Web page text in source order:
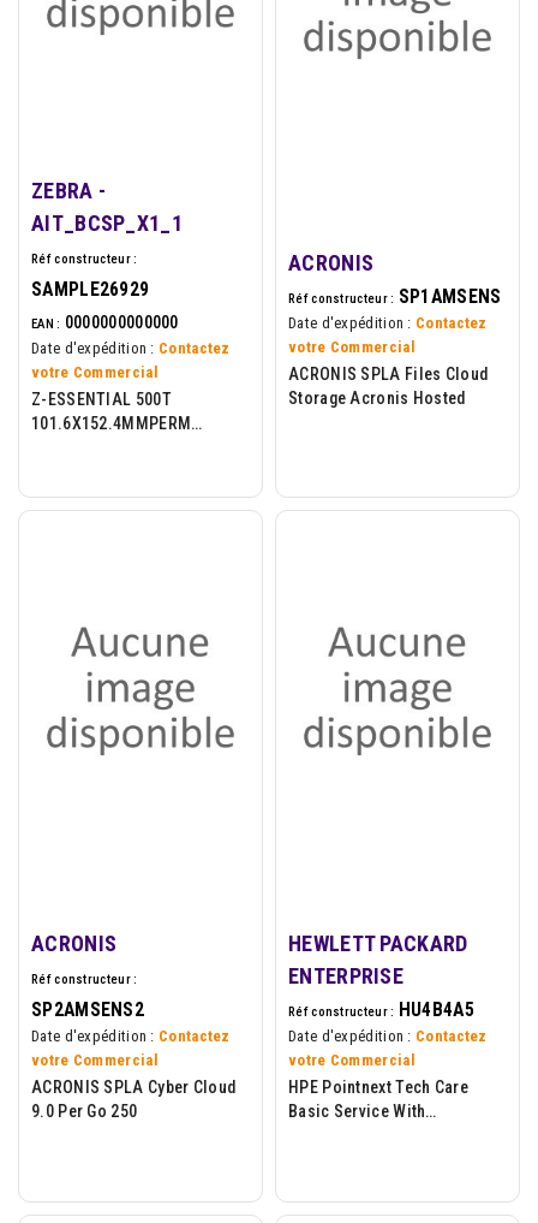
ZEBRA -
AIT_BCSP_X1_1
Réf constructeur :
SAMPLE26929
EAN : 0000000000000
Date d'expédition : Contactez
votre Commercial
Z-ESSENTIAL 500T
101.6X152.4MMPERM
ACRONIS
Réf constructeur : SP1AMSENS
Date d'expédition : Contactez
votre Commercial
ACRONIS SPLA Files Cloud
Storage Acronis Hosted
ACRONIS
Réf constructeur :
SP2AMSENS2
Date d'expédition : Contactez
votre Commercial
ACRONIS SPLA Cyber Cloud
9.0 Per Go 250
HEWLETT PACKARD
ENTERPRISE
Réf constructeur : HU4B4A5
Date d'expédition : Contactez
votre Commercial
HPE Pointnext Tech Care
Basic Service With